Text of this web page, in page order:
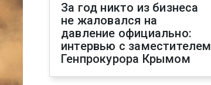
За год никто из бизнеса
не жаловался на
давление официально:
интервью с заместителем
Генпрокурора Крымом